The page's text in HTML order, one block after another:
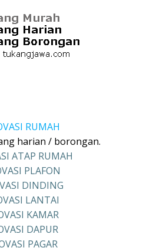
RUMAH
harian / borongan.
ATAP RUMAH
PLAFON
DINDING
LANTAI
KAMAR
DAPUR
PAGAR